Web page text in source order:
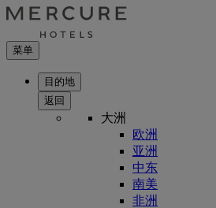
菜单
目的地
返回
大洲
欧洲
亚洲
中东
南美
非洲